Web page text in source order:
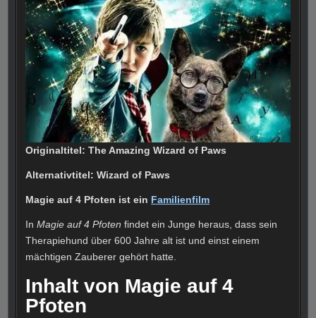
Originaltitel: The Amazing Wizard of Paws
Alternativtitel: Wizard of Paws
Magie auf 4 Pfoten ist ein Familienfilm
InMagie auf 4 Pfoten findetein Junge heraus, dass sein
Therapiehund über 600 Jahre alt ist und einst einem
mächtigen Zauberer gehört hatte.
Inhalt von Magie auf 4
Pfoten